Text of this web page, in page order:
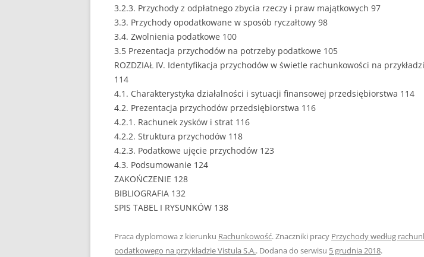
PEDAGOGIKA
POLITOLOGIA
PRAWO
RACHUNKOWOŚĆ
REKLAMA
RESOCJALIZACJA
SAMORZĄD TERYTORIALNY
TURYSTYKA I REKREACJA
3.2.3. Przychody z odpłatnego zbycia rzeczy i praw majątkowych 97
3.3. Przychody opodatkowane w sposób ryczałtowy 98
3.4. Zwolnienia podatkowe 100
3.5 Prezentacja przychodów na potrzeby podatkowe 105
ROZDZIAŁ IV. Identyfikacja przychodów w świetle rachunkowości na
114
4.1. Charakterystyka działalności i sytuacji finansowej przedsiębiorstwa 114
4.2. Prezentacja przychodów przedsiębiorstwa 116
4.2.1. Rachunek zysków i strat 116
4.2.2. Struktura przychodów 118
4.2.3. Podatkowe ujęcie przychodów 123
4.3. Podsumowanie 124
ZAKOŃCZENIE 128
BIBLIOGRAFIA 132
SPIS TABEL I RYSUNKÓW 138
Praca dyplomowa z kierunku Rachunkowość. Znaczniki pracy Przychody według
podatkowego na przykładzie Vistula S.A.. Dodana do serwisu 5 grudnia 2018.